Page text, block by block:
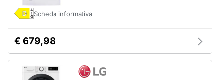
Scheda informativa
€ 679,98